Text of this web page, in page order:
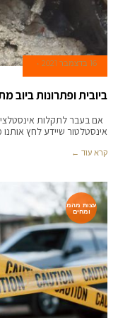
16 בדצמבר 2021
ביובית ופתרונות ביוב מתקדמות
אם בעבר לתקלות
אינסטלטור שיידע לחץ
קרא עוד ←
עצות מהמ
ומחים